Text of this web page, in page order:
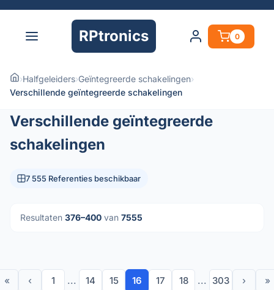
RPtronics 0
›Halfgeleiders›Geïntegreerde schakelingen›
Verschillende geïntegreerde schakelingen
Verschillende geïntegreerde
schakelingen
7 555 Referenties beschikbaar
Resultaten 376–400 van 7555
« ‹ 1 ... 14 15 16 17 18 ... 303 › »